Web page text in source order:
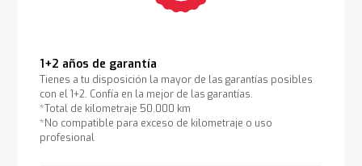
1+2 años de garantía
Tienes a tu disposición la mayor de las garantías posibles
con el 1+2. Confía en la mejor de las garantías.
*Total de kilometraje 50.000 km
*No compatible para exceso de kilometraje o uso
profesional